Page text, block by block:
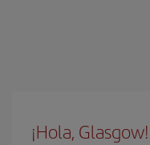
¡Hola, Glasgow!